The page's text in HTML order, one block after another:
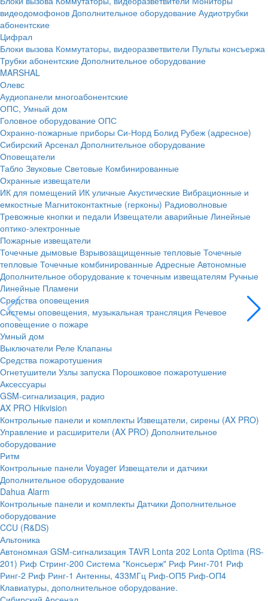
видеодомофонов Дополнительное оборудование Аудиотрубки
абонентские
Цифрал
Блоки вызова Коммутаторы, видеоразветвители Пульты консъержа
Трубки абонентские Дополнительное оборудование
MARSHAL
Олевс
Аудиопанели многоабонентские
ОПС, Умный дом
Головное оборудование ОПС
Охранно-пожарные приборы Си-Норд Болид Рубеж (адресное)
Сибирский Арсенал Дополнительное оборудование
Оповещатели
Табло Звуковые Световые Комбинированные
Охранные извещатели
ИК для помещений ИК уличные Акустические Вибрационные и
емкостные Магнитоконтактные (герконы) Радиоволновые
Тревожные кнопки и педали Извещатели аварийные Линейные
оптико-электронные
Пожарные извещатели
Точечные дымовые Взрывозащищенные тепловые Точечные
тепловые Точечные комбинированные Адресные Автономные
Дополнительное оборудование к точечным извещателям Ручные
Линейные Пламени
Средства оповещения
Системы оповещения, музыкальная трансляция Речевое
оповещение о пожаре
Умный дом
Выключатели Реле Клапаны
Средства пожаротушения
Огнетушители Узлы запуска Порошковое пожаротушение
Аксессуары
GSM-сигнализация, радио
AX PRO Hikvision
Контрольные панели и комплекты Извещатели, сирены (AX PRO)
Управление и расширители (AX PRO) Дополнительное
оборудование
Ритм
Контрольные панели Voyager Извещатели и датчики
Дополнительное оборудование
Dahua Alarm
Контрольные панели и комплекты Датчики Дополнительное
оборудование
CCU (R&DS)
Альтоника
Автономная GSM-сигнализация TAVR Lonta 202 Lonta Optima (RS-
201) Риф Стринг-200 Система "Консьерж" Риф Ринг-701 Риф
Ринг-2 Риф Ринг-1 Антенны, 433МГц Риф-ОП5 Риф-ОП4
Клавиатуры, дополнительное оборудование.